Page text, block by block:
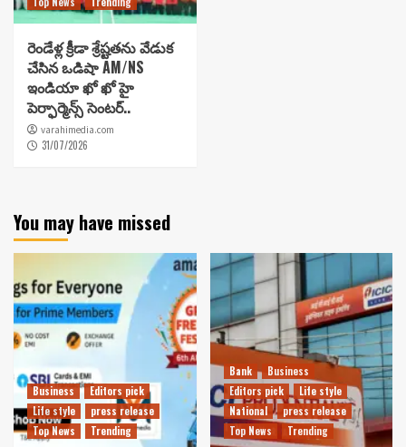
రెండేళ్ల క్రీడా శ్రేష్టతను వేడుక
చేసిన ఒడిషా AM/NS
ఇండియా ఖో ఖో హై
పెర్ఫార్మెన్స్ సెంటర్..
varahimedia.com
31/07/2026
You may have missed
Business
Editors pick
Life style
press release
Top News
Trending
Bank
Business
Editors pick
Life style
National
press release
Top News
Trending